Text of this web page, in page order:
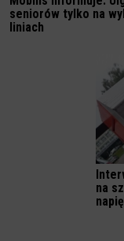
seniorów tylko na
liniach
na